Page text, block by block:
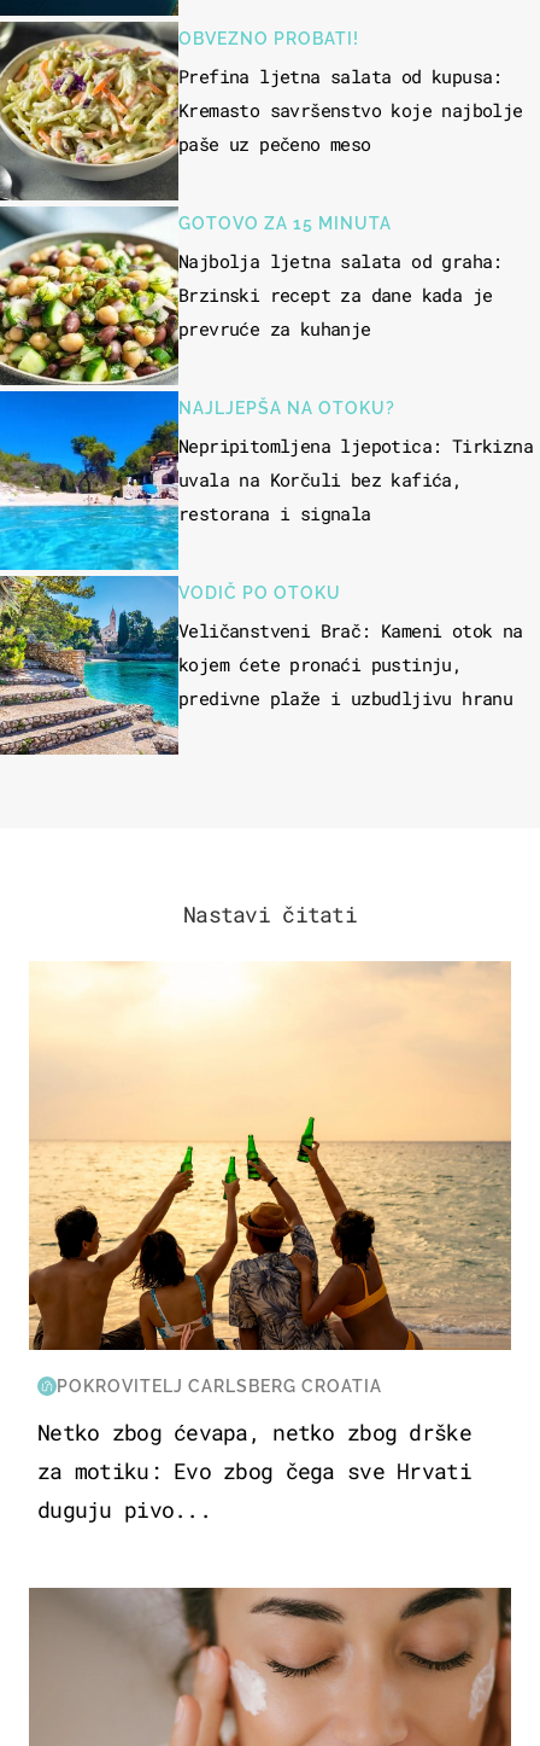
OBVEZNO PROBATI!
Prefina ljetna salata od kupusa:
Kremasto savršenstvo koje najbolje
paše uz pečeno meso
GOTOVO ZA 15 MINUTA
Najbolja ljetna salata od graha:
Brzinski recept za dane kada je
prevruće za kuhanje
NAJLJEPŠA NA OTOKU?
Nepripitomljena ljepotica: Tirkizna
uvala na Korčuli bez kafića,
restorana i signala
VODIČ PO OTOKU
Veličanstveni Brač: Kameni otok na
kojem ćete pronaći pustinju,
predivne plaže i uzbudljivu hranu
Nastavi čitati
POKROVITELJ CARLSBERG CROATIA
Netko zbog ćevapa, netko zbog drške
za motiku: Evo zbog čega sve Hrvati
duguju pivo...
MODA & LJEPOTA